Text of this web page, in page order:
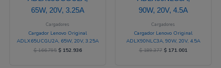
Cargadores
Cargador Lenovo Original
ADLX65UCGU2A, 65W, 20V, 3.25A
$166.795 $152.936
Cargadores
Cargador Lenovo Original
ADLX90NLC3A, 90W, 20V, 4.5A
$189.377 $171.001